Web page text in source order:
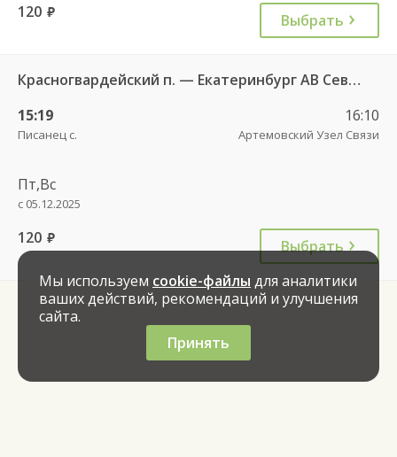
120 руб. Выбрать
Красногвардейский п. — Екатеринбург АВ Северный 997
15:19
Писанец с.
16:10
Артемовский Узел Связи
Пт,Вс
с 05.12.2025
120 руб.
Выбрать
Мы используем cookie-файлы для аналитики
ваших действий, рекомендаций и улучшения
сайта.
Принять